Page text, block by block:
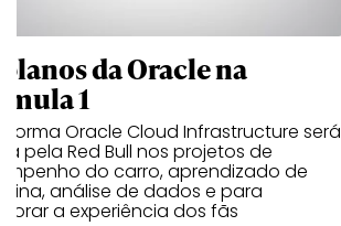
da Oracle na
1
Oracle Cloud Infrastructure será
pela Red Bull nos projetos de
do carro, aprendizado de
análise de dados e para
a experiência dos fãs